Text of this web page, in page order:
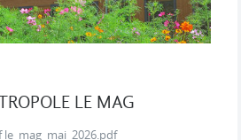
LE MAG
le_mag_mai_2026.pdf